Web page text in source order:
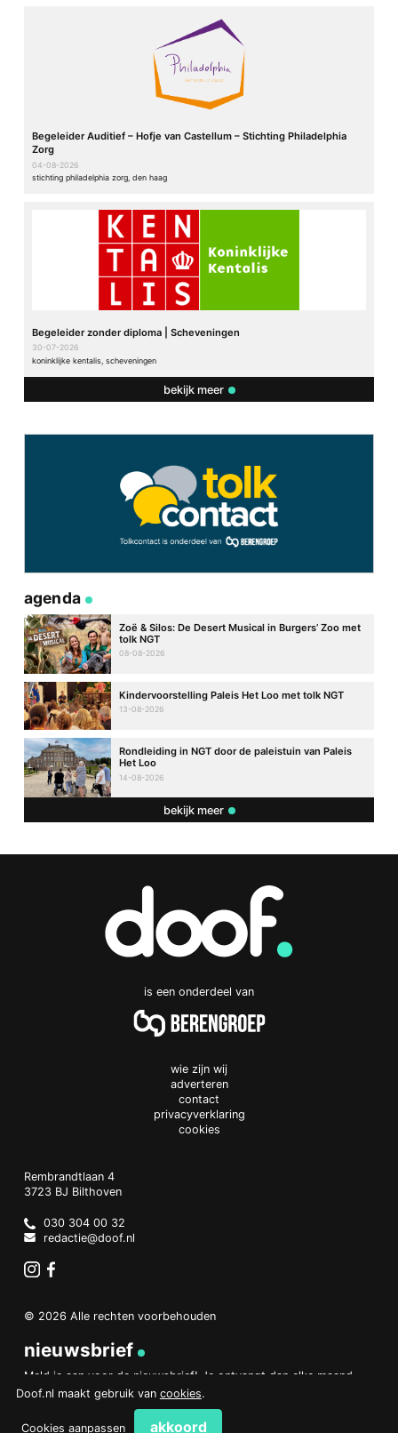
Begeleider Auditief – Hofje van Castellum – Stichting Philadelphia
Zorg
04-08-2026
stichting philadelphia zorg, den haag
Begeleider zonder diploma | Scheveningen
30-07-2026
koninklijke kentalis, scheveningen
bekijk meer
agenda
Zoë & Silos: De Desert Musical in Burgers’ Zoo met
tolk NGT
08-08-2026
Kindervoorstelling Paleis Het Loo met tolk NGT
13-08-2026
Rondleiding in NGT door de paleistuin van Paleis
Het Loo
14-08-2026
bekijk meer
is een onderdeel van
wie zijn wij
adverteren
contact
privacyverklaring
cookies
Doof.nl
work
Rembrandtlaan 4
3723 BJ Bilthoven
Netherlands
030 304 00 32
redactie@doof.nl
© 2026 Alle rechten voorbehouden
nieuwsbrief
Meld je aan voor de nieuwsbrief! Je ontvangt dan elke maand
een overzicht van het belangrijkste nieuws.
aanmelden
Doof.nl maakt gebruik van cookies.
Cookies aanpassen akkoord